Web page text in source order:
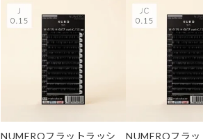
NUMEROフラットラッシ
NUMEROフラッ